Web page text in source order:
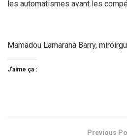
les automatismes avant les
Mamadou Lamarana Barry,
J’aime ça :
Previous